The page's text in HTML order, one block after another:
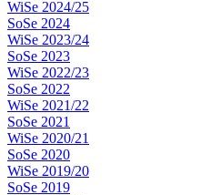
WiSe 2024/25
SoSe 2024
WiSe 2023/24
SoSe 2023
WiSe 2022/23
SoSe 2022
WiSe 2021/22
SoSe 2021
WiSe 2020/21
SoSe 2020
WiSe 2019/20
SoSe 2019